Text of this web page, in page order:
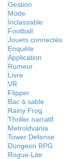
Gestion
Mode
Inclassable
Football
Jouets connectés
Enquête
Application
Rumeur
Livre
VR
Flipper
Bac à sable
Rainy Frog
Thriller narratif
Metroidvania
Tower Defense
Dungeon RPG
Rogue-Lite